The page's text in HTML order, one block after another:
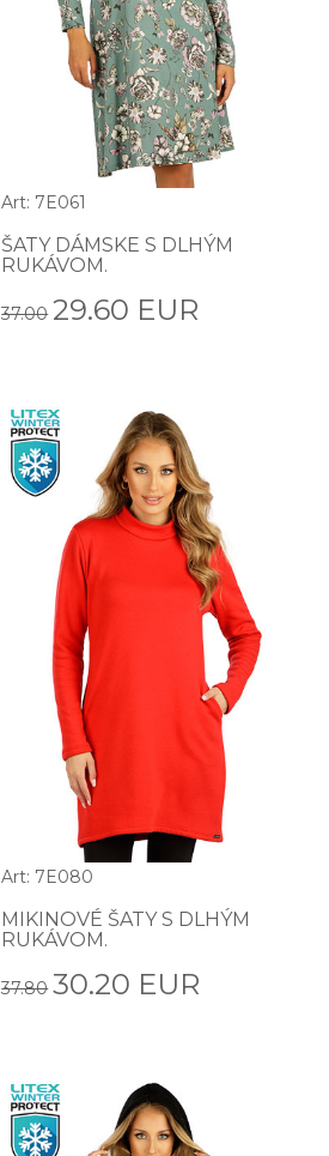
Art: 7E061
ŠATY DÁMSKE S DLHÝM
RUKÁVOM.
37.00 29.60 EUR
Art: 7E080
MIKINOVÉ ŠATY S DLHÝM
RUKÁVOM.
37.80 30.20 EUR